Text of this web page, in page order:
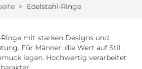
> Edelstahl-Ringe
mit starken Designs und
Für Männer, die Wert auf Stil
legen. Hochwertig verarbeitet